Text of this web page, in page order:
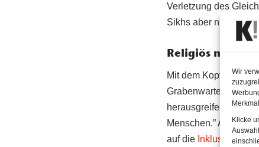
Wir
Klicke
Verletzung des
Sikhs aber nicht.
Religiös
Mit dem
Grabenwarter: “Das
herausgreifende
Menschen.”
auf die Inklusion